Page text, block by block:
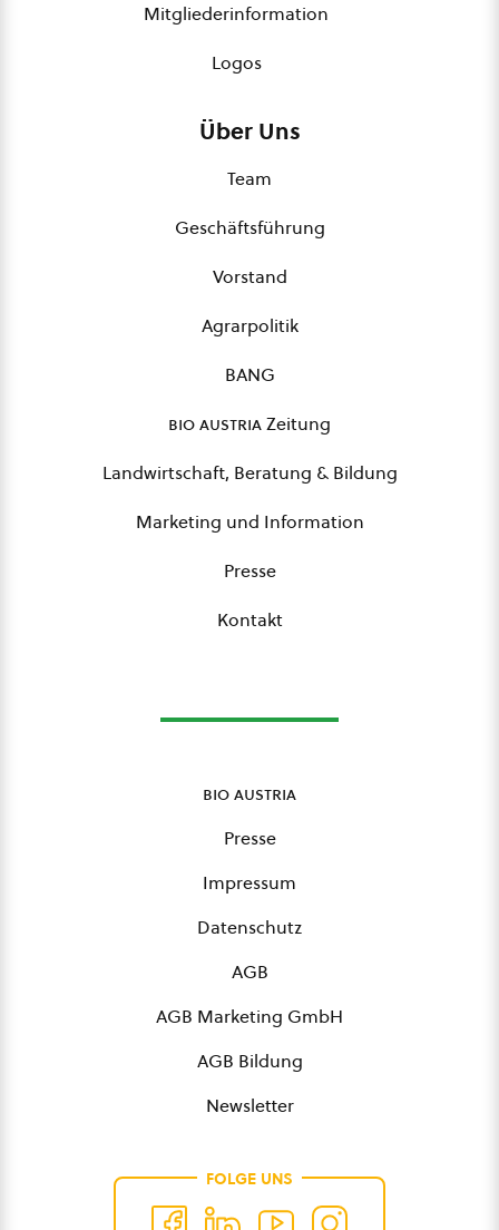
Mitgliederinformation
Logos
Über Uns
Team
Geschäftsführung
Vorstand
Agrarpolitik
BANG
bio austriaZeitung
Landwirtschaft, Beratung & Bildung
Marketing und Information
Presse
Kontakt
bio austria
Presse
Impressum
Datenschutz
AGB
AGB Marketing GmbH
AGB Bildung
Newsletter
FOLGE UNS